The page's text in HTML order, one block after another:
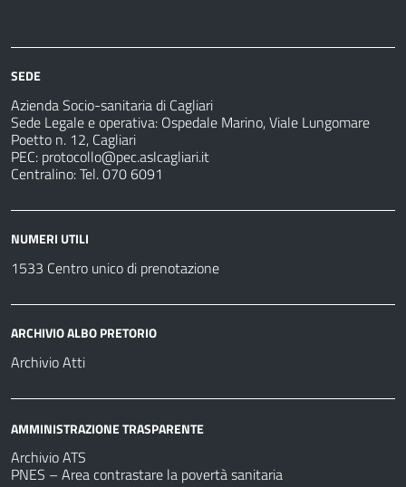
sanitarie
fare
SEDE
Azienda Socio-sanitaria di Cagliari
Sede Legale e operativa: Ospedale Marino, Viale Lungomare
Poetto n. 12, Cagliari
PEC: protocollo@pec.aslcagliari.it
Centralino: Tel. 070 6091
NUMERI UTILI
1533 Centro unico di prenotazione
ARCHIVIO ALBO PRETORIO
Archivio Atti
AMMINISTRAZIONE TRASPARENTE
Archivio ATS
PNES – Area contrastare la povertà sanitaria